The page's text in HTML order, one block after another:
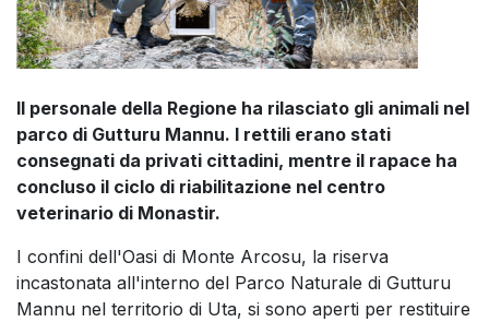
Il personale della Regione ha rilasciato gli animali nel
parco di Gutturu Mannu. I rettili erano stati
consegnati da privati cittadini, mentre il rapace ha
concluso il ciclo di riabilitazione nel centro
veterinario di Monastir.
I confini dell'Oasi di Monte Arcosu, la riserva
incastonata all'interno del Parco Naturale di Gutturu
Mannu nel territorio di Uta, si sono aperti per restituire